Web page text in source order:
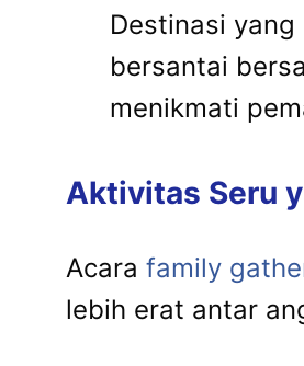
Destinasi
bersantai
menikmati
Aktivitas Seru
Acara family
lebih erat antar